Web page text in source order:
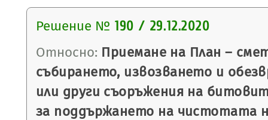
Решение № 190 / 29.12.2020
Относно: Приемане на План –
събирането, извозването и
или други съоръжения на
за поддържането на чистотата